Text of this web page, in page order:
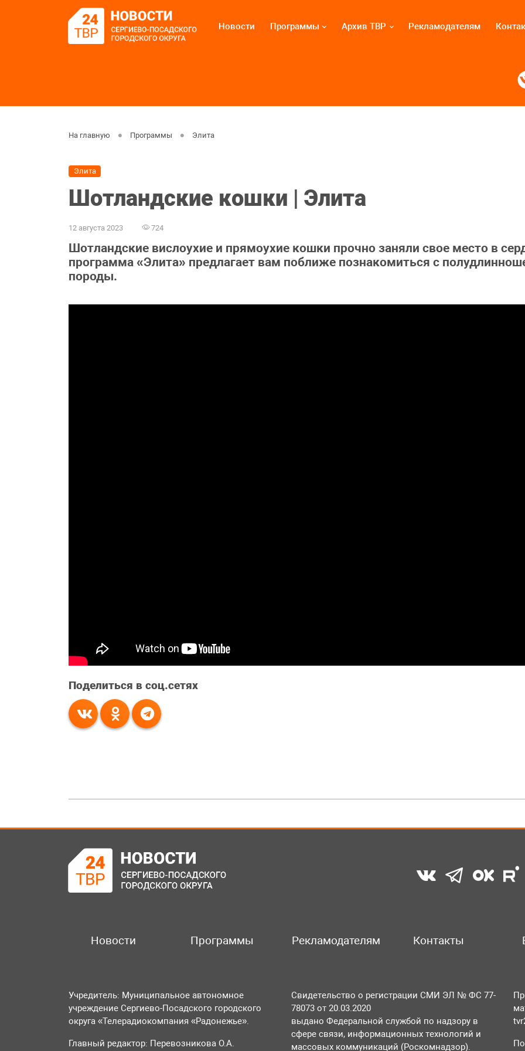
Новости Программы Архив ТВР Рекламодателям
На главную Программы Элита
Элита
Шотландские кошки | Элита
12 августа 2023 724
Шотландские вислоухие и прямоухие кошки прочно заняли свое место в
программа «Элита» предлагает вам поближе познакомиться с
породы.
Поделиться в соц.сетях
Новости Программы Рекламодателям Контакты
Учредитель: Муниципальное автономное
учреждение Сергиево-Посадского городского
округа «Телерадиокомпания «Радонежье».
Главный редактор: Перевозникова О.А.
Свидетельство о регистрации СМИ ЭЛ № ФС 77-
78073 от 20.03.2020
выдано Федеральной службой по надзору в
сфере связи, информационных технологий и
массовых коммуникаций (Роскомнадзор).